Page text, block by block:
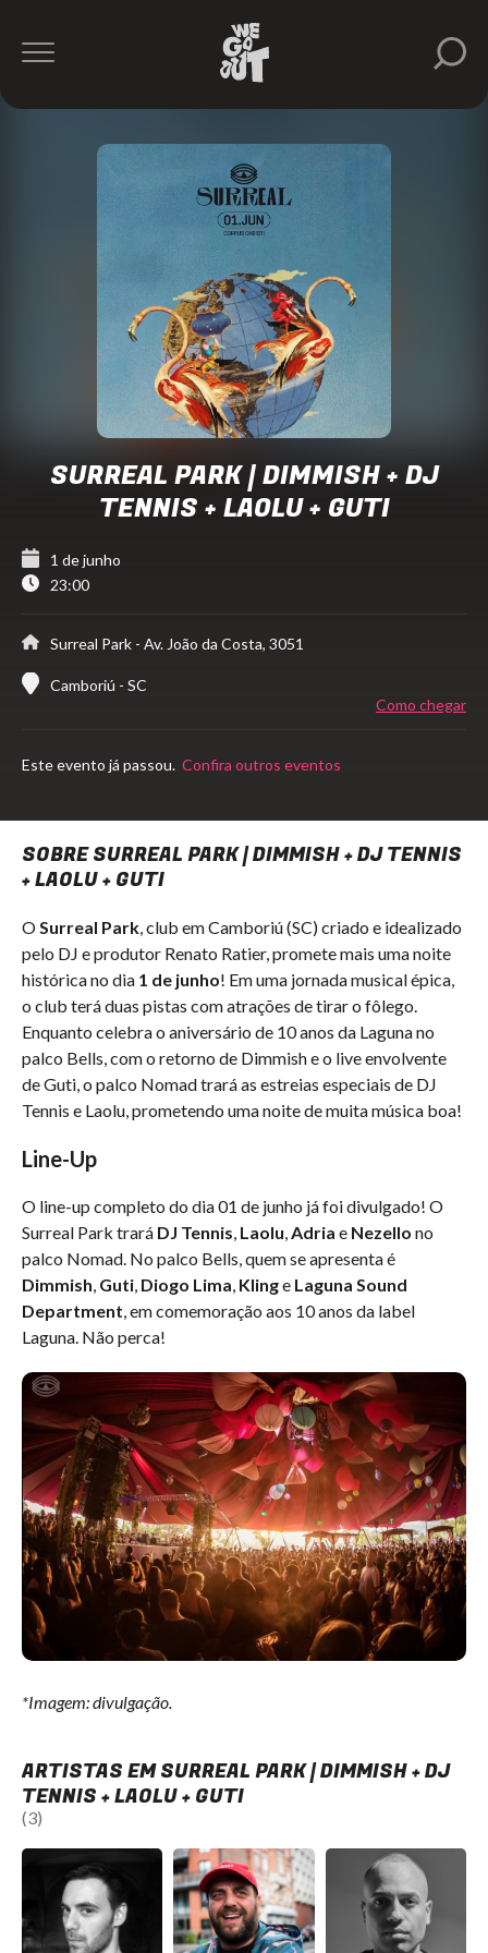
Dimmish
Tennis
Laolu
https://www.instagram.com/surreal.park/
SURREAL PARK | DIMMISH + DJ
TENNIS + LAOLU + GUTI
1 de junho
23:00
Surreal Park - Av. João da Costa, 3051
Camboriú - SC
Como chegar
Este evento já passou. Confira outros eventos
SOBRE SURREAL PARK | DIMMISH + DJ TENNIS
+ LAOLU + GUTI
OSurreal Park, club em Camboriú (SC) criado e idealizado
pelo DJ e produtor Renato Ratier, promete mais uma noite
histórica no dia 1 de junho! Em uma jornada musical épica,
o club terá duas pistas com atrações de tirar o fôlego.
Enquanto celebra o aniversário de 10 anos da Laguna no
palco Bells, com o retorno de Dimmish e o live envolvente
de Guti, o palco Nomad trará as estreias especiais de DJ
Tennis e Laolu, prometendo uma noite de muita música boa!
Line-Up
O line-up completo do dia 01 de junho já foi divulgado! O
Surreal Park trará DJ Tennis, Laolu,Adria e Nezello no
palco Nomad. No palco Bells, quem se apresenta é
Dimmish, Guti, Diogo Lima, Klinge Laguna Sound
Department, em comemoração aos 10 anos da label
Laguna. Não perca!
*Imagem: divulgação.
ARTISTAS EM SURREAL PARK | DIMMISH + DJ
TENNIS + LAOLU + GUTI
(3)